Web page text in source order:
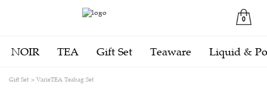
0
NOIR TEA Gift Set Teaware Liquid &
Gift Set VarieTEA Teabag Set